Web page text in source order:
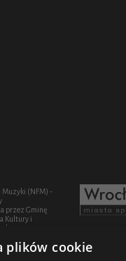
Muzyki (NFM) -
przez Gminę
Kultury i
oraz
plików cookie